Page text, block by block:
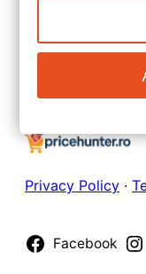
12.3”
—
Privacy Policy ·
Facebook